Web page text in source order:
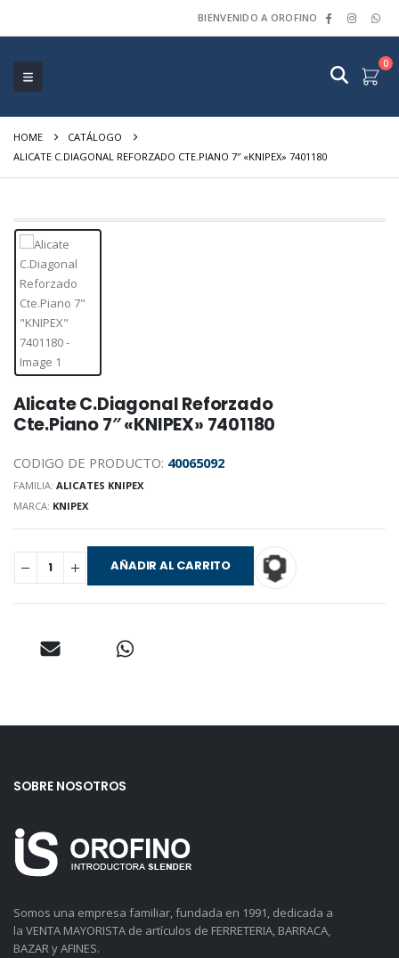
BIENVENIDO A OROFINO
0
HOME
CATÁLOGO
ALICATE C.DIAGONAL REFORZADO CTE.PIANO 7″ «KNIPEX» 7401180
Alicate C.Diagonal Reforzado
Cte.Piano 7″ «KNIPEX» 7401180
CODIGO DE PRODUCTO: 40065092
FAMILIA: ALICATES KNIPEX
MARCA: KNIPEX
AÑADIR AL CARRITO
SOBRE NOSOTROS
Somos una empresa familiar, fundada en 1991, dedicada a
la VENTA MAYORISTA de artículos de FERRETERIA, BARRACA,
BAZAR y AFINES.